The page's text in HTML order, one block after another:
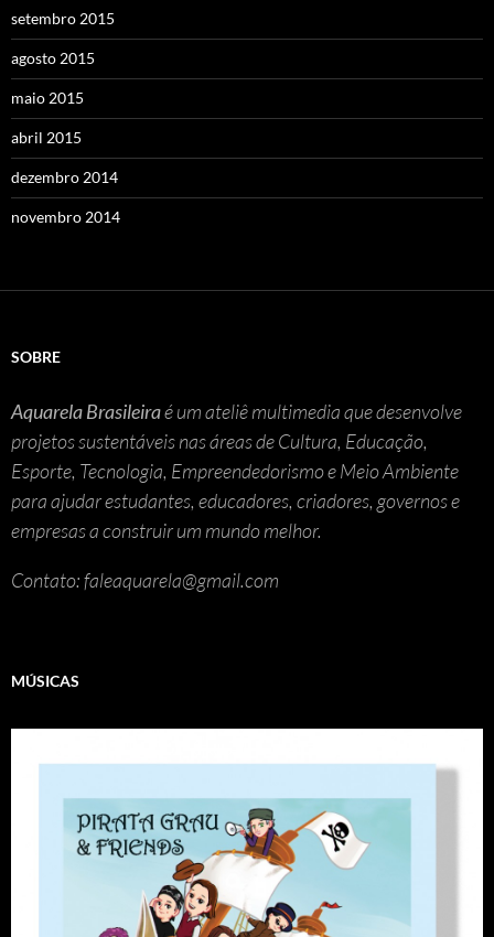
setembro 2015
agosto 2015
maio 2015
abril 2015
dezembro 2014
novembro 2014
SOBRE
Aquarela Brasileiraé um ateliê multimedia que desenvolve
projetos sustentáveis nas áreas de Cultura, Educação,
Esporte, Tecnologia, Empreendedorismo e Meio Ambiente
para ajudar estudantes, educadores, criadores, governos e
empresas a construir um mundo melhor.
Contato: faleaquarela@gmail.com
MÚSICAS